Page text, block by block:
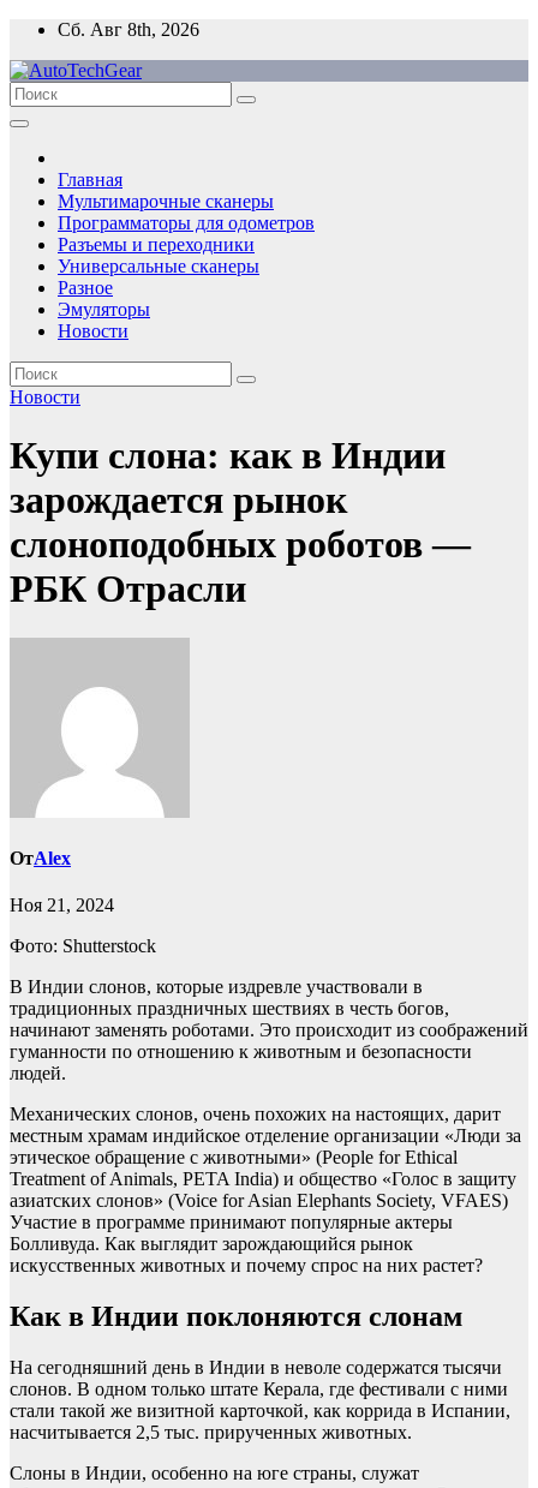
Перейти
содержимому
Сб. Авг 8th, 2026
Главная
Мультимарочные сканеры
Программаторы для одометров
Разъемы и переходники
Универсальные сканеры
Разное
Эмуляторы
Новости
Новости
Купи слона: как в Индии
зарождается рынок
слоноподобных роботов —
РБК Отрасли
ОтAlex
Ноя 21, 2024
Фото: Shutterstock
В Индии слонов, которые издревле участвовали в
традиционных праздничных шествиях в честь богов,
начинают заменять роботами. Это происходит из соображений
гуманности по отношению к животным и безопасности
людей.
Механических слонов, очень похожих на настоящих, дарит
местным храмам индийское отделение организации «Люди за
этическое обращение с животными» (People for Ethical
Treatment of Animals, PETA India) и общество «Голос в защиту
азиатских слонов» (Voice for Asian Elephants Society, VFAES)
Участие в программе принимают популярные актеры
Болливуда. Как выглядит зарождающийся рынок
искусственных животных и почему спрос на них растет?
Как в Индии поклоняются слонам
На сегодняшний день в Индии в неволе содержатся тысячи
слонов. В одном только штате Керала, где фестивали с ними
стали такой же визитной карточкой, как коррида в Испании,
насчитывается 2,5 тыс. прирученных животных.
Слоны в Индии, особенно на юге страны, служат